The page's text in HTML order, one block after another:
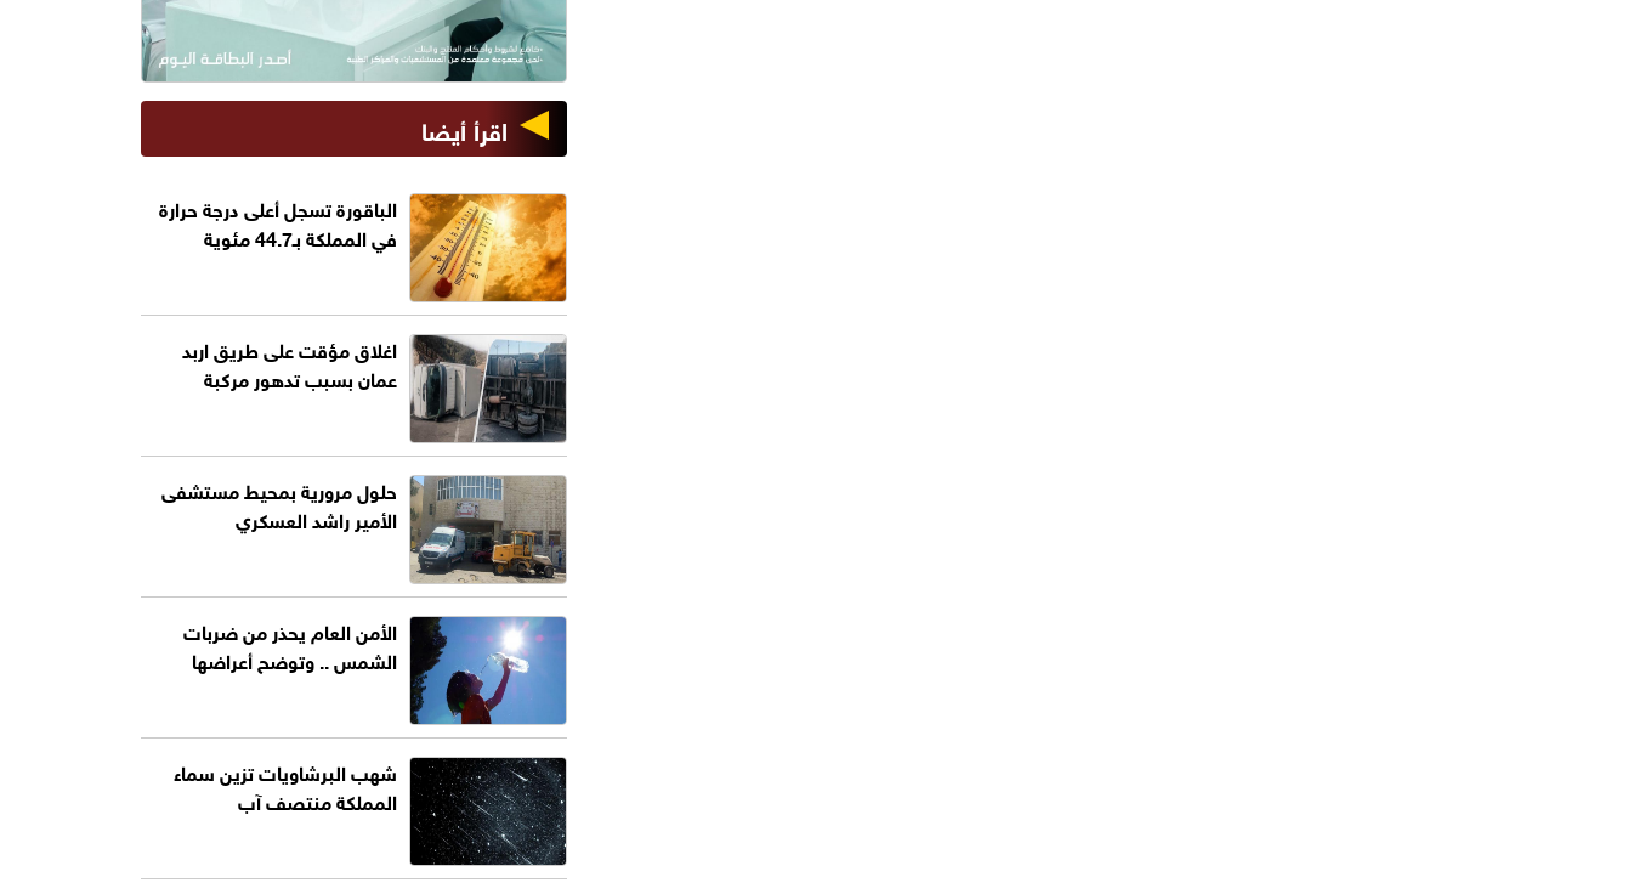
اقرأ أيضا
الباقورة تسجل أعلى درجة حرارة
في المملكة بـ44.7 مئوية
اغلاق مؤقت على طريق اربد
عمان بسبب تدهور مركبة
حلول مرورية بمحيط مستشفى
الأمير راشد العسكري
الأمن العام يحذر من ضربات
الشمس .. وتوضح أعراضها
شهب البرشاويات تزين سماء
المملكة منتصف آب